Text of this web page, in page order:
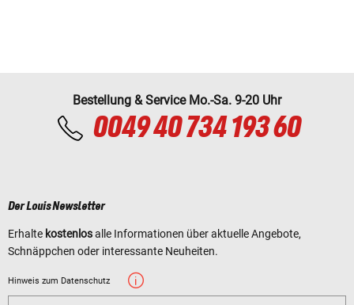
Bestellung & Service Mo.-Sa. 9-20 Uhr
0049 40 734 193 60
Der Louis Newsletter
Erhalte kostenlosalle Informationen über aktuelle Angebote,
Schnäppchen oder interessante Neuheiten.
Hinweis zum Datenschutz